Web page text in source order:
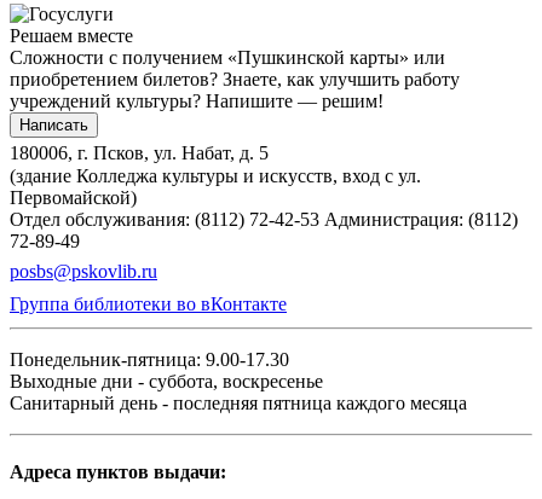
Решаем вместе
Сложности с получением «Пушкинской карты» или
приобретением билетов? Знаете, как улучшить работу
учреждений культуры? Напишите — решим!
Написать
180006, г. Псков, ул. Набат, д. 5
(здание Колледжа культуры и искусств, вход с ул.
Первомайской)
Отдел обслуживания: (8112) 72-42-53 Администрация: (8112)
72-89-49
posbs@pskovlib.ru
Группа библиотеки во вКонтакте
Понедельник-пятница: 9.00-17.30
Выходные дни - суббота, воскресенье
Санитарный день - последняя пятница каждого месяца
Адреса пунктов выдачи: